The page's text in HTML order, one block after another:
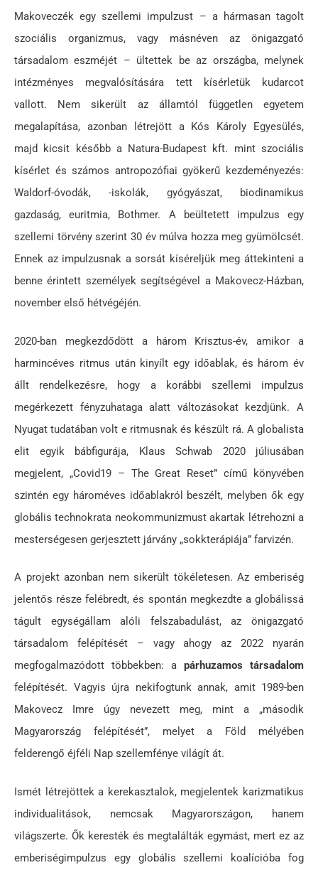
Makoveczék egy szellemi impulzust – a hármasan tagolt
szociális organizmus, vagy másnéven az önigazgató
társadalom eszméjét – ültettek be az országba, melynek
intézményes megvalósítására tett kísérletük kudarcot
vallott. Nem sikerült az államtól független egyetem
megalapítása, azonban létrejött a Kós Károly Egyesülés,
majd kicsit később a Natura-Budapest kft. mint szociális
kísérlet és számos antropozófiai gyökerű kezdeményezés:
Waldorf-óvodák, -iskolák, gyógyászat, biodinamikus
gazdaság, euritmia, Bothmer. A beültetett impulzus egy
szellemi törvény szerint 30 év múlva hozza meg gyümölcsét.
Ennek az impulzusnak a sorsát kíséreljük meg áttekinteni a
benne érintett személyek segítségével a Makovecz-Házban,
november első hétvégéjén.
2020-ban megkezdődött a három Krisztus-év, amikor a
harmincéves ritmus után kinyílt egy időablak, és három év
állt rendelkezésre, hogy a korábbi szellemi impulzus
megérkezett fényzuhataga alatt változásokat kezdjünk. A
Nyugat tudatában volt e ritmusnak és készült rá. A globalista
elit egyik bábfigurája, Klaus Schwab 2020 júliusában
megjelent, „Covid19 – The Great Reset” című könyvében
szintén egy hároméves időablakról beszélt, melyben ők egy
globális technokrata neokommunizmust akartak létrehozni a
mesterségesen gerjesztett járvány „sokkterápiája” farvizén.
A projekt azonban nem sikerült tökéletesen. Az emberiség
jelentős része felébredt, és spontán megkezdte a globálissá
tágult egységállam alóli felszabadulást, az önigazgató
társadalom felépítését – vagy ahogy az 2022 nyarán
megfogalmazódott többekben: a párhuzamos társadalom
felépítését. Vagyis újra nekifogtunk annak, amit 1989-ben
Makovecz Imre úgy nevezett meg, mint a „második
Magyarország felépítését”, melyet a Föld mélyében
felderengő éjféli Nap szellemfénye világít át.
Ismét létrejöttek a kerekasztalok, megjelentek karizmatikus
individualitások, nemcsak Magyarországon, hanem
világszerte. Ők keresték és megtalálták egymást, mert ez az
emberiségimpulzus egy globális szellemi koalícióba fog